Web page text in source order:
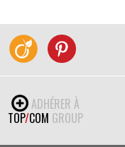
ADHÉRER À
TOP/COM GROUP